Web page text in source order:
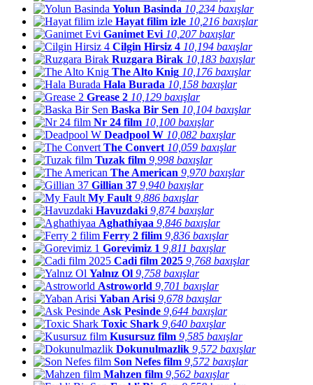
Yolun Basinda 10,234 baxışlar
Hayat filim izle 10,216 baxışlar
Ganimet Evi 10,207 baxışlar
Cilgin Hirsiz 4 10,194 baxışlar
Ruzgara Birak 10,183 baxışlar
The Alto Knig 10,176 baxışlar
Hala Burada 10,158 baxışlar
Grease 2 10,129 baxışlar
Baska Bir Sen 10,104 baxışlar
Nr 24 film 10,100 baxışlar
Deadpool W 10,082 baxışlar
The Convert 10,059 baxışlar
Tuzak film 9,998 baxışlar
The American 9,970 baxışlar
Gillian 37 9,940 baxışlar
My Fault 9,886 baxışlar
Havuzdaki 9,874 baxışlar
Aghathiyaa 9,846 baxışlar
Ferry 2 filim 9,836 baxışlar
Gorevimiz 1 9,811 baxışlar
Cadi film 2025 9,768 baxışlar
Yalnız Ol 9,758 baxışlar
Astroworld 9,701 baxışlar
Yaban Arisi 9,678 baxışlar
Ask Pesinde 9,644 baxışlar
Toxic Shark 9,640 baxışlar
Kusursuz film 9,585 baxışlar
Dokunulmazlik 9,572 baxışlar
Son Nefes film 9,572 baxışlar
Mahzen film 9,562 baxışlar